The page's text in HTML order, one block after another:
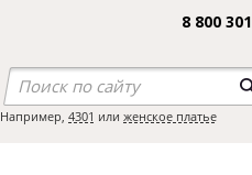
8 800
Например, 4301 или женское платье